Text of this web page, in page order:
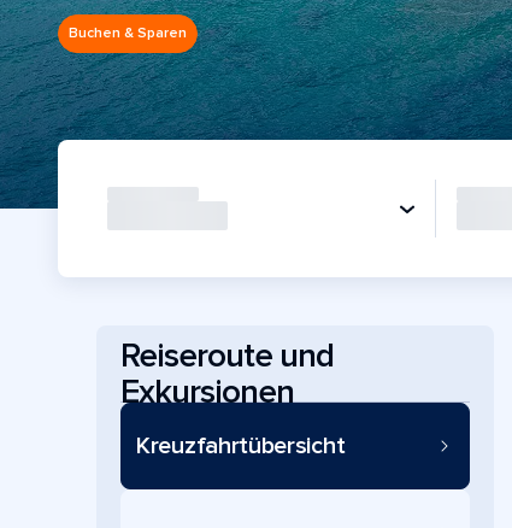
Buchen & Sparen
Reiseroute und
Exkursionen
Kreuzfahrtübersicht